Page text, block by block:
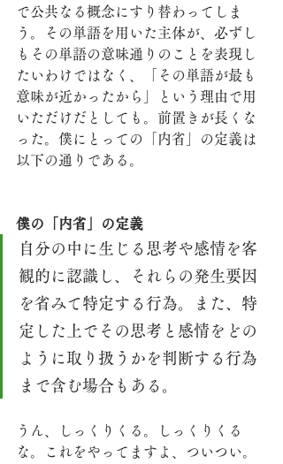
で公共なる概念にすり替わってしま
う。その単語を用いた主体が、必ずし
もその単語の意味通りのことを表現し
たいわけではなく、「その単語が最も
意味が近かったから」という理由で用
いただけだとしても。前置きが長くな
った。僕にとっての「内省」の定義は
以下の通りである。
僕の「内省」の定義
自分の中に生じる思考や感情を客
観的に認識し、それらの発生要因
を省みて特定する行為。また、特
定した上でその思考と感情をどの
ように取り扱うかを判断する行為
まで含む場合もある。
うん、しっくりくる。しっくりくる
な。これをやってますよ、ついつい。